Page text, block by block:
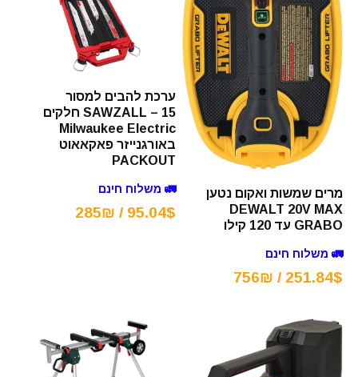
מרים שמשות ואקום נטען
DEWALT 20V MAX
GRABO עד 120 קילו
🚛 משלוח חינם
251.84$ / 756₪
ערכת להבים למסור
SAWZALL – 15 חלקים
Milwaukee Electric
באורגנייזר פאקאאוט
PACKOUT
🚛 משלוח חינם
95.04$ / 285₪